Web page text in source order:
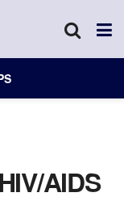
AIDS